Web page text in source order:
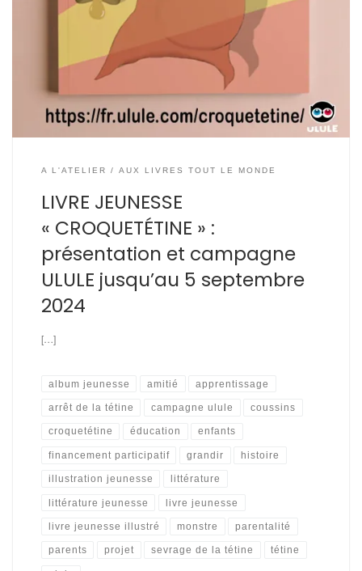
A L'ATELIER AUX LIVRES TOUT LE MONDE
LIVRE JEUNESSE
« CROQUETÉTINE » :
présentation et campagne
ULULE jusqu’au 5 septembre
2024
[…]
album jeunesse amitié apprentissage
arrêt de la tétine campagne ulule coussins
croquetétine éducation enfants
financement participatif grandir histoire
illustration jeunesse littérature
littérature jeunesse livre jeunesse
livre jeunesse illustré monstre parentalité
parents projet sevrage de la tétine tétine